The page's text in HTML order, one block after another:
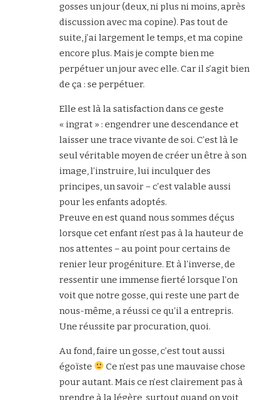
gosses un jour (deux, ni plus ni moins, après
discussion avec ma copine). Pas tout de
suite, j’ai largement le temps, et ma copine
encore plus. Mais je compte bien me
perpétuer un jour avec elle. Car il s’agit bien
de ça : se perpétuer.
Elle est là la satisfaction dans ce geste
« ingrat » : engendrer une descendance et
laisser une trace vivante de soi. C’est là le
seul véritable moyen de créer un être à son
image, l’instruire, lui inculquer des
principes, un savoir – c’est valable aussi
pour les enfants adoptés.
Preuve en est quand nous sommes déçus
lorsque cet enfant n’est pas à la hauteur de
nos attentes – au point pour certains de
renier leur progéniture. Et à l’inverse, de
ressentir une immense fierté lorsque l’on
voit que notre gosse, qui reste une part de
nous-même, a réussi ce qu’il a entrepris.
Une réussite par procuration, quoi.
Au fond, faire un gosse, c’est tout aussi
égoïste
Ce n’est pas une mauvaise chose
pour autant. Mais ce n’est clairement pas à
prendre à la légère, surtout quand on voit